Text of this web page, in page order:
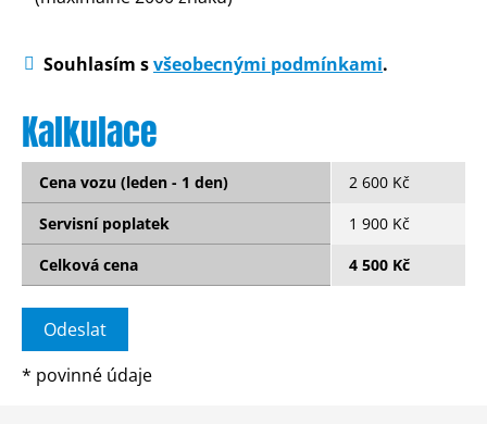
Souhlasím svšeobecnými podmínkami.
Kalkulace
Cena vozu (leden - 1 den)
2 600 Kč
Servisní poplatek
1 900 Kč
Celková cena
4 500 Kč
* povinné údaje